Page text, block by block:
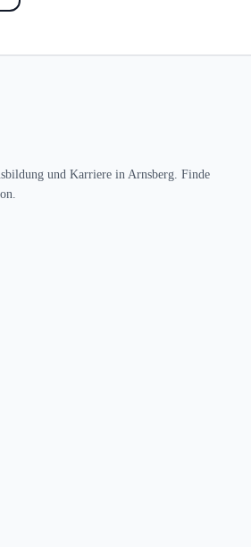
und Karriere in Arnsberg. Finde